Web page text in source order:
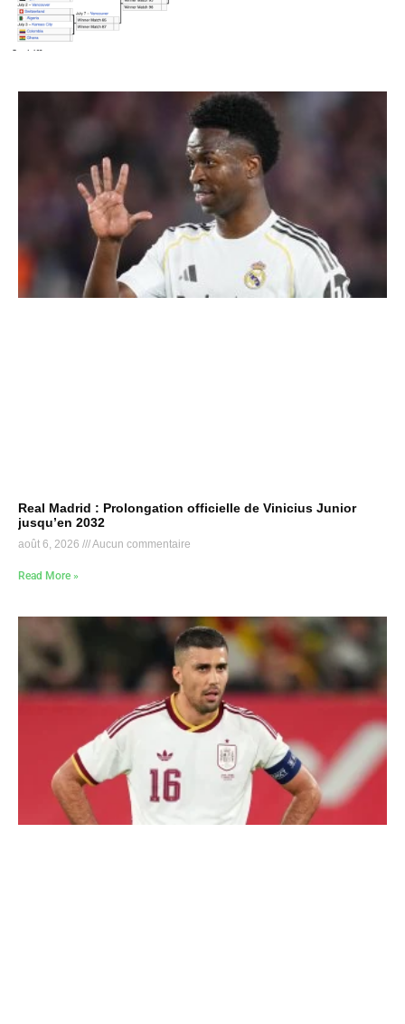
Real Madrid : Prolongation officielle de Vinicius Junior
jusqu’en 2032
août 6, 2026 Aucun commentaire
Read More »